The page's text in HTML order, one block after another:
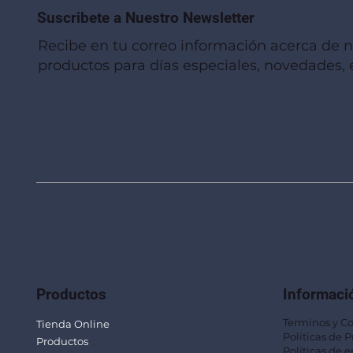
Suscribete a Nuestro Newsletter
Recibe en tu correo información acerca de
productos para días especiales, novedades,
Productos
Tienda Online
Productos
Terminos y
Políticas de